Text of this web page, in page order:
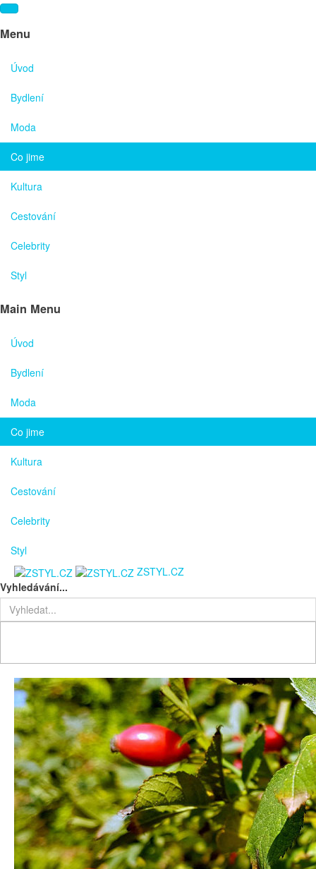
Menu
Úvod
Bydlení
Moda
Co jime
Kultura
Cestování
Celebrity
Styl
Main Menu
Úvod
Bydlení
Moda
Co jime
Kultura
Cestování
Celebrity
Styl
ZSTYL.CZ
Vyhledávání...